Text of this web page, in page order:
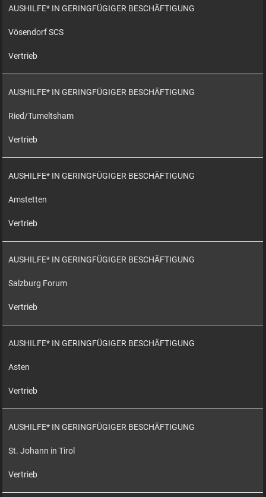
AUSHILFE* IN GERINGFÜGIGER BESCHÄFTIGUNG
Vösendorf SCS
Vertrieb
AUSHILFE* IN GERINGFÜGIGER BESCHÄFTIGUNG
Ried/Tumeltsham
Vertrieb
AUSHILFE* IN GERINGFÜGIGER BESCHÄFTIGUNG
Amstetten
Vertrieb
AUSHILFE* IN GERINGFÜGIGER BESCHÄFTIGUNG
Salzburg Forum
Vertrieb
AUSHILFE* IN GERINGFÜGIGER BESCHÄFTIGUNG
Asten
Vertrieb
AUSHILFE* IN GERINGFÜGIGER BESCHÄFTIGUNG
St. Johann in Tirol
Vertrieb